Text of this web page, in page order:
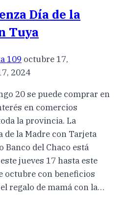
Día de la
Tuya
109 octubre 17,
2024
20 se puede comprar en
en comercios
la provincia. La
de la Madre con Tarjeta
Banco del Chaco está
jueves 17 hasta este
octubre con beneficios
regalo de mamá con la…